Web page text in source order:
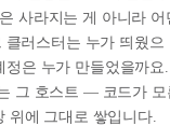
사라지는 게 아니라 어
클러스터는 누가 띄웠으
은 누가 만들었을까요.
그 호스트 — 코드가 모
위에 그대로 쌓입니다.